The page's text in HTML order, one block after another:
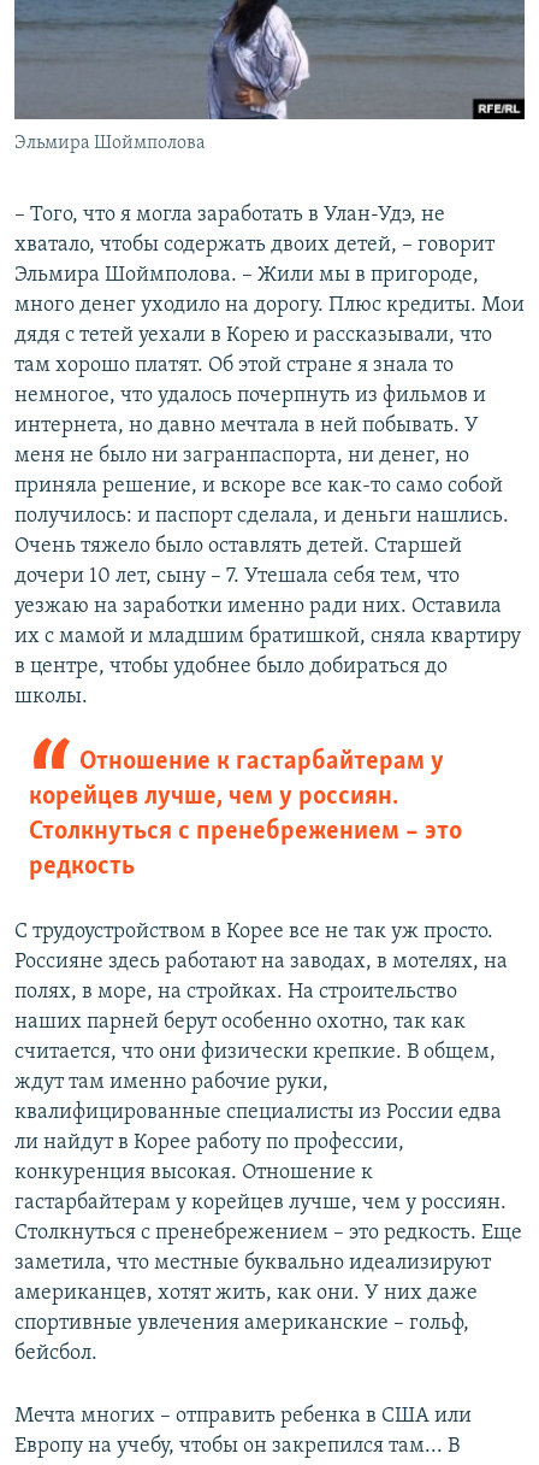
Эльмира Шоймполова
– Того, что я могла заработать в Улан-Удэ, не
хватало, чтобы содержать двоих детей, – говорит
Эльмира Шоймполова. – Жили мы в пригороде,
много денег уходило на дорогу. Плюс кредиты. Мои
дядя с тетей уехали в Корею и рассказывали, что
там хорошо платят. Об этой стране я знала то
немногое, что удалось почерпнуть из фильмов и
интернета, но давно мечтала в ней побывать. У
меня не было ни загранпаспорта, ни денег, но
приняла решение, и вскоре все как-то само собой
получилось: и паспорт сделала, и деньги нашлись.
Очень тяжело было оставлять детей. Старшей
дочери 10 лет, сыну – 7. Утешала себя тем, что
уезжаю на заработки именно ради них. Оставила
их с мамой и младшим братишкой, сняла квартиру
в центре, чтобы удобнее было добираться до
школы.
Отношение к гастарбайтерам у
корейцев лучше, чем у россиян.
Столкнуться с пренебрежением – это
редкость
С трудоустройством в Корее все не так уж просто.
Россияне здесь работают на заводах, в мотелях, на
полях, в море, на стройках. На строительство
наших парней берут особенно охотно, так как
считается, что они физически крепкие. В общем,
ждут там именно рабочие руки,
квалифицированные специалисты из России едва
ли найдут в Корее работу по профессии,
конкуренция высокая. Отношение к
гастарбайтерам у корейцев лучше, чем у россиян.
Столкнуться с пренебрежением – это редкость. Еще
заметила, что местные буквально идеализируют
американцев, хотят жить, как они. У них даже
спортивные увлечения американские – гольф,
бейсбол.
Мечта многих – отправить ребенка в США или
Европу на учебу, чтобы он закрепился там... В